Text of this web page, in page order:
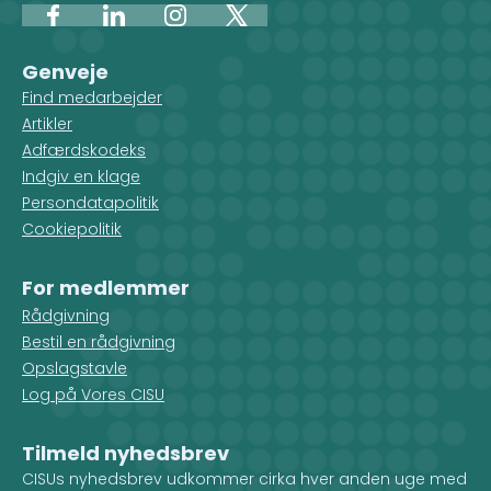
FacebookLinkedInInstagram
X
Genveje
Find medarbejder
Artikler
Adfærdskodeks
Indgiv en klage
Persondatapolitik
Cookiepolitik
For medlemmer
Rådgivning
Bestil en rådgivning
Opslagstavle
Log på Vores CISU
Tilmeld nyhedsbrev
CISUs nyhedsbrev udkommer cirka hver anden uge med